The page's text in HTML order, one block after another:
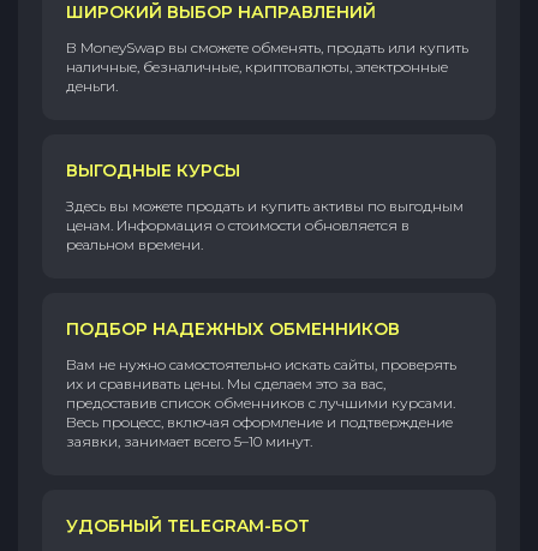
ШИРОКИЙ ВЫБОР НАПРАВЛЕНИЙ
В MoneySwap вы сможете обменять, продать или купить
наличные, безналичные, криптовалюты, электронные
деньги.
ВЫГОДНЫЕ КУРСЫ
Здесь вы можете продать и купить активы по выгодным
ценам. Информация о стоимости обновляется в
реальном времени.
ПОДБОР НАДЕЖНЫХ ОБМЕННИКОВ
Вам не нужно самостоятельно искать сайты, проверять
их и сравнивать цены. Мы сделаем это за вас,
предоставив список обменников с лучшими курсами.
Весь процесс, включая оформление и подтверждение
заявки, занимает всего 5–10 минут.
УДОБНЫЙ TELEGRAM-БОТ